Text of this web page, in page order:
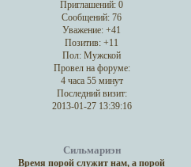
Приглашений: 0
Сообщений: 76
Уважение: +41
Позитив: +11
Пол: Мужской
Провел на форуме:
4 часа 55 минут
Последний визит:
2013-01-27 13:39:16
Сильмариэн
Время порой служит нам, а порой